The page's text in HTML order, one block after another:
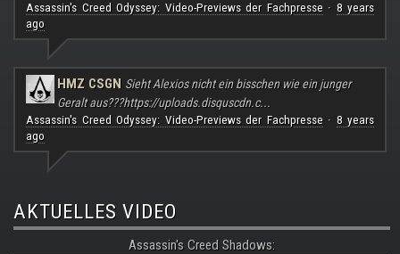
Assassin's Creed Odyssey: Video-Previews der Fachpresse· 8 years
ago
HMZ CSGN Sieht Alexios nicht ein bisschen wie ein junger
Geralt aus???https://uploads.disquscdn.c...
Assassin's Creed Odyssey: Video-Previews der Fachpresse· 8 years
ago
AKTUELLES VIDEO
Assassin's Creed Shadows: